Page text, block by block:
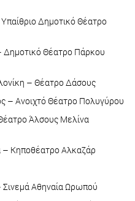
Δημοτικό Θέατρο
Θέατρο Πάρκου
– Θέατρο Δάσους
– Ανοιχτό Θέατρο Πολυγύρου
Άλσους Μελίνα
Κηποθέατρο Αλκαζάρ
Αθηναία Ωρωπού